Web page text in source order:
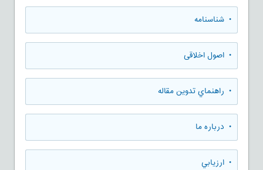
• شناسنامه
• اصول اخلاقی
• راهنماي تدوين مقاله
• درباره ما
• ارزيابي